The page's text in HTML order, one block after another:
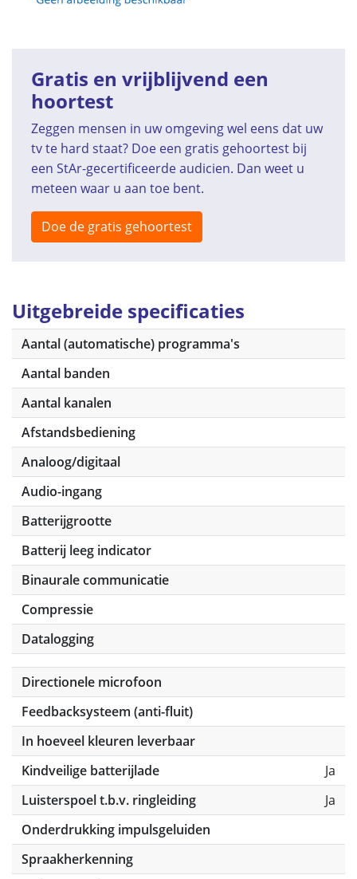
Gratis en vrijblijvend een
hoortest
Zeggen mensen in uw omgeving wel eens dat uw
tv te hard staat? Doe een gratis gehoortest bij
een StAr-gecertificeerde audicien. Dan weet u
meteen waar u aan toe bent.
Doe de gratis gehoortest
Uitgebreide specificaties
Aantal (automatische) programma's
Aantal banden
Aantal kanalen
Afstandsbediening
Analoog/digitaal
Audio-ingang
Batterijgrootte
Batterij leeg indicator
Binaurale communicatie
Compressie
Datalogging
Directionele microfoon
Feedbacksysteem (anti-fluit)
In hoeveel kleuren leverbaar
Kindveilige batterijlade
Ja
Luisterspoel t.b.v. ringleiding
Ja
Onderdrukking impulsgeluiden
Spraakherkenning